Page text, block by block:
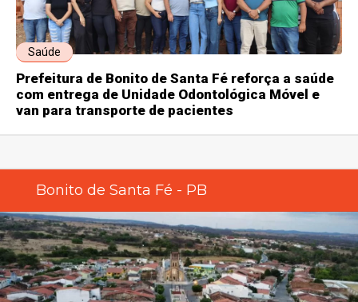
Saúde
Prefeitura de Bonito de Santa Fé reforça a saúde
com entrega de Unidade Odontológica Móvel e
van para transporte de pacientes
Bonito de Santa Fé - PB